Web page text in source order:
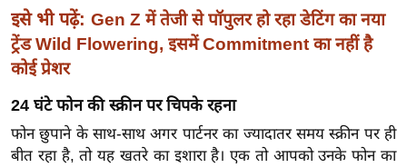
श
ख्सि
य
यं
ग
इं
इसे भी पढ़ें: Gen Z में तेजी से पॉपुलर हो रहा डेटिंग का नया
ट्रेंड Wild Flowering, इसमें Commitment का नहीं है
कोई प्रेशर
24 घंटे फोन की स्क्रीन पर चिपके रहना
फोन छुपाने के साथ-साथ अगर पार्टनर का ज्यादातर समय स्क्रीन पर ही
बीत रहा है, तो यह खतरे का इशारा है। एक तो आपको उनके फोन का